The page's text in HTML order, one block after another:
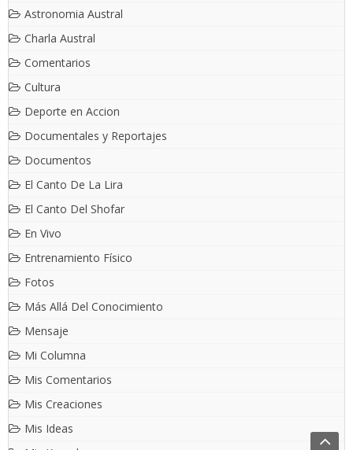
Astronomia Austral
Charla Austral
Comentarios
Cultura
Deporte en Accion
Documentales y Reportajes
Documentos
El Canto De La Lira
El Canto Del Shofar
En Vivo
Entrenamiento Físico
Fotos
Más Allá Del Conocimiento
Mensaje
Mi Columna
Mis Comentarios
Mis Creaciones
Mis Ideas